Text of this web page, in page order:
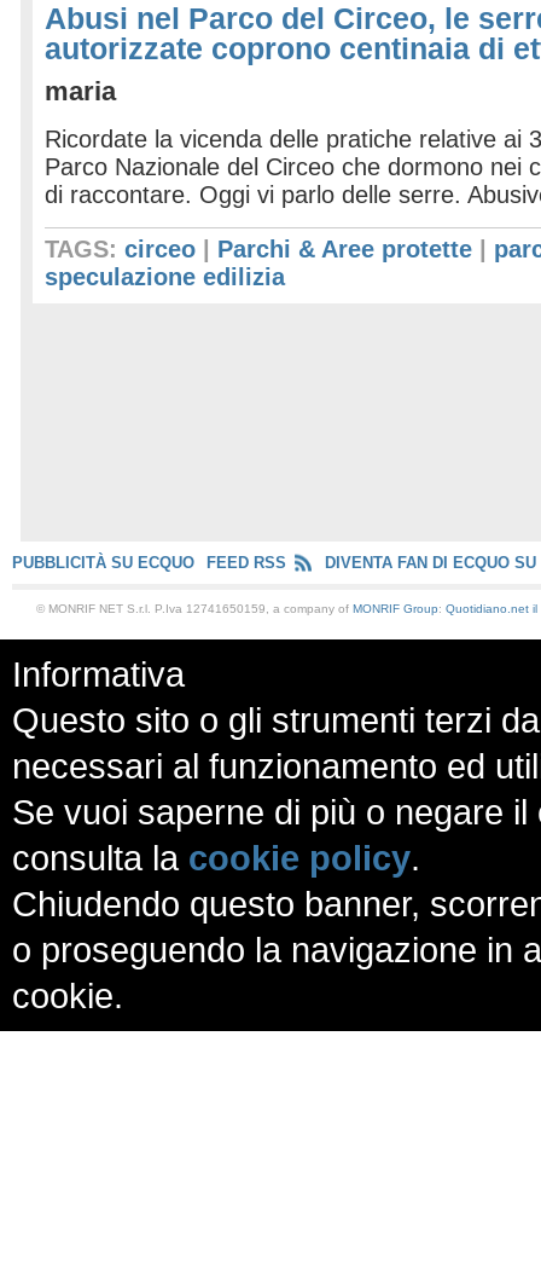
Abusi nel Parco del Circeo, le
autorizzate coprono centinaia di
maria
Ricordate la vicenda delle pratiche relative ai
Parco Nazionale del Circeo che dormono nei
di raccontare. Oggi vi parlo delle serre.
TAGS: circeo Parchi & Aree protette
speculazione edilizia
PUBBLICITÀ SU ECQUO FEED RSS DIVENTA FAN DI ECQUO SU
© MONRIF NET S.r.l. P.Iva 12741650159, a company of MONRIF Group: Quotidiano.net il
Informativa
Questo sito o gli strumenti terzi
necessari al funzionamento ed
Se vuoi saperne di più o negare
consulta la cookie policy.
Chiudendo questo banner,
o proseguendo la navigazione in
cookie.